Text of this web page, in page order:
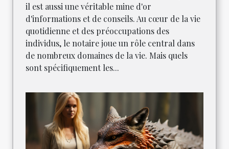
il est aussi une véritable mine d'or
d'informations et de conseils. Au cœur de la vie
quotidienne et des préoccupations des
individus, le notaire joue un rôle central dans
de nombreux domaines de la vie. Mais quels
sont spécifiquement les...